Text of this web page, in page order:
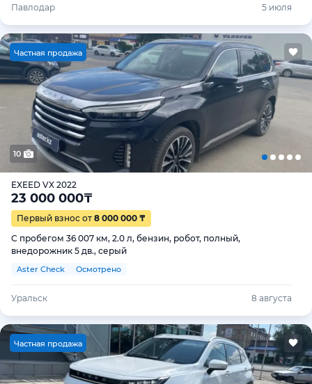
Павлодар 5 июля
Частная продажа
10
EXEED VX 2022
23 000 000₸
Первый взнос от 8 000 000 ₸
С пробегом 36 007 км, 2.0 л, бензин, робот, полный,
внедорожник 5 дв., серый
Aster Check Осмотрено
Уральск 8 августа
Частная продажа